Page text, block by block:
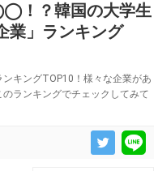
！？韓国の大学生
業」ランキング
キングTOP10！様々な企業があ
ランキングでチェックしてみて